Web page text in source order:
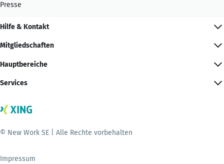
Presse
Hilfe & Kontakt
Mitgliedschaften
Hauptbereiche
Services
© New Work SE | Alle Rechte vorbehalten
Impressum